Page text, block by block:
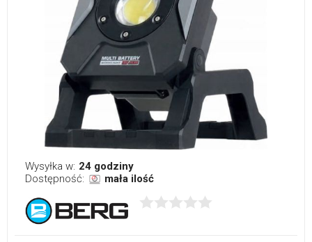
Wysyłka w: 24 godziny
Dostępność:
mała ilość